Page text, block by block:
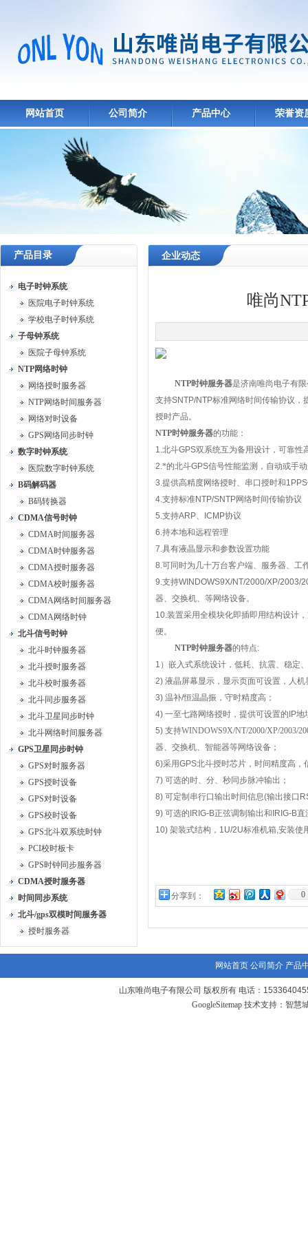
网站首页 公司简介 产品中心 荣誉资
产品目录
电子时钟系统
医院电子时钟系统
学校电子时钟系统
子母钟系统
医院子母钟系统
NTP网络时钟
网络授时服务器
NTP网络时间服务器
网络对时设备
GPS网络同步时钟
数字时钟系统
医院数字时钟系统
B码解码器
B码转换器
CDMA信号时钟
CDMA时间服务器
CDMA时钟服务器
CDMA授时服务器
CDMA校时服务器
CDMA网络时间服务器
CDMA网络时钟
北斗信号时钟
北斗时钟服务器
北斗授时服务器
北斗校时服务器
北斗同步服务器
北斗卫星同步时钟
北斗网络时间服务器
GPS卫星同步时钟
GPS对时服务器
GPS授时设备
GPS对时设备
GPS校时设备
GPS北斗双系统时钟
PCI校时板卡
GPS时钟同步服务器
CDMA授时服务器
时间同步系统
北斗/gps双模时间服务器
授时服务器
企业动态
唯尚
NTP时钟服务器是济南唯尚电子有
支持SNTP/NTP标准网络时间传输协议，
授时产品。
NTP时钟服务器的功能：
1.北斗GPS双系统互为备用设计，可靠性
2.*的北斗GPS信号性能监测，自动或手
3.提供高精度网络授时、串口授时和1PPS
4.支持标准NTP/SNTP网络时间传输协议
5.支持ARP、 ICMP协议
6.持本地和远程管理
7.具有液晶显示和参数设置功能
8.可同时为几十万台客户端、服务器、工
9.支持WINDOWS9X/NT/2000/XP/2003/
器、交换机、等网络设备。
10.装置采用全模块化即插即用结构设计
便。
NTP时钟服务器的特点:
1 ）嵌入式系统设计，低耗、抗震、稳定
2) 液晶屏幕显示，显示页面可设置，人
3) 温补/恒温晶振，守时精度高；
4) 一至七路网络授时，提供可设置的 IP地
5) 支持WINDOWS9X/NT/2000/XP/2003/
器、交换机、智能器等网络设备 ；
6)采用GPS北斗授时芯片，时间精度高，
7) 可选的时、分、秒同步脉冲输出；
8) 可定制串行口输出时间信息(输出接口
9) 可选的 IRIG-B正弦调制输出和 IRIG-B直
10) 架装式结构， 1U/2U标准机箱,安装使
分享到： 0
网站首页 公司简介 产品
山东唯尚电子有限公司 版权所有 电话：
GoogleSitemap技术支持： 智慧